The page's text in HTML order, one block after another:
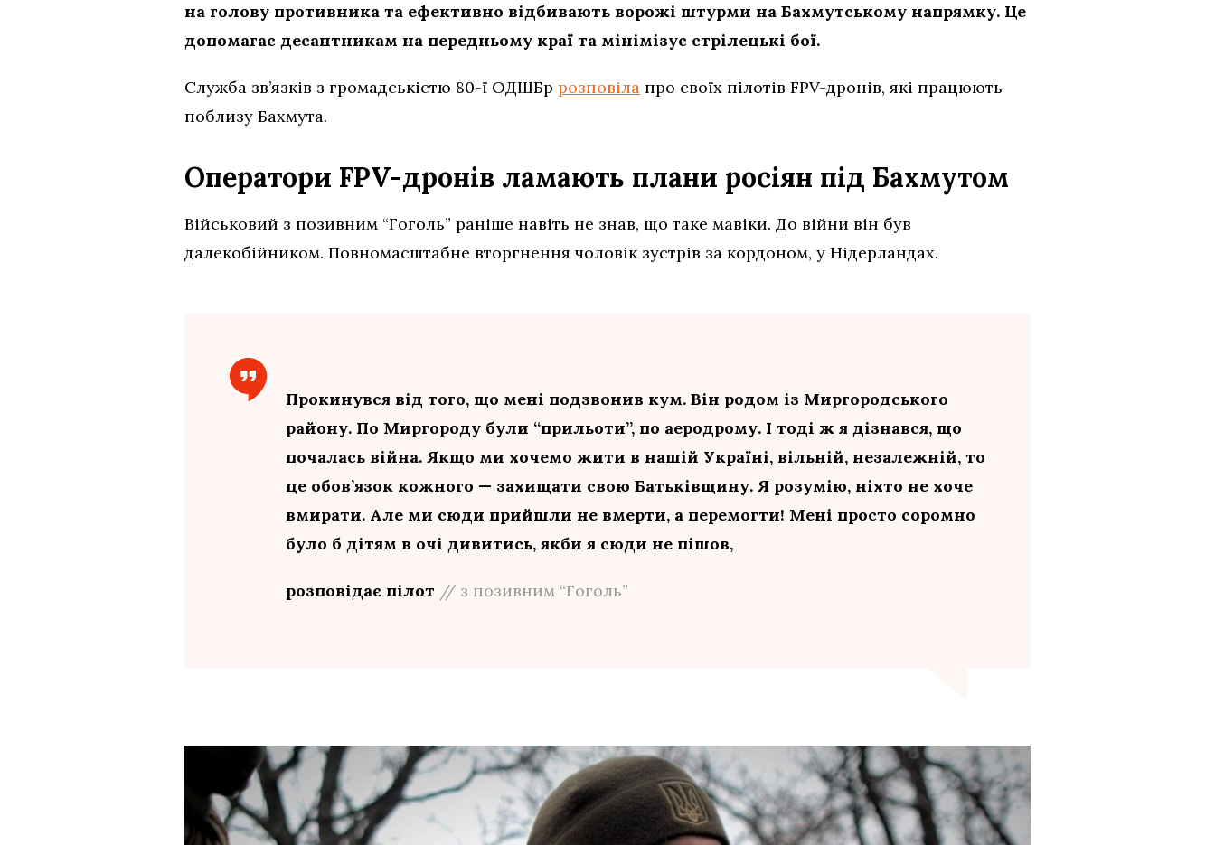
на голову противника та ефективно відбивають ворожі штурми на Бахмутському напрямку. Це
допомагає десантникам на передньому краї та мінімізує стрілецькі бої.
Служба зв’язків з громадськістю 80-ї ОДШБр розповіла про своїх пілотів FPV-дронів, які працюють
поблизу Бахмута.
Оператори FPV-дронів ламають плани росіян під Бахмутом
Військовий з позивним “Гоголь” раніше навіть не знав, що таке мавіки. До війни він був
далекобійником. Повномасштабне вторгнення чоловік зустрів за кордоном, у Нідерландах.
Прокинувся від того, що мені подзвонив кум. Він родом із Миргородського
району. По Миргороду були “прильоти”, по аеродрому. І тоді ж я дізнався, що
почалась війна. Якщо ми хочемо жити в нашій Україні, вільній, незалежній, то
це обов’язок кожного — захищати свою Батьківщину. Я розумію, ніхто не хоче
вмирати. Але ми сюди прийшли не вмерти, а перемогти! Мені просто соромно
було б дітям в очі дивитись, якби я сюди не пішов,
розповідає пілот // з позивним “Гоголь”